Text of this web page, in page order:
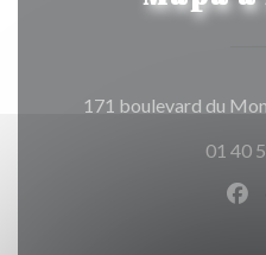
171 boulevard du
01 40